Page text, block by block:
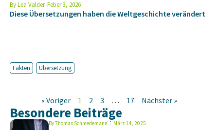
ByLea Valder Feber 3, 2026
Diese Übersetzungen haben die Weltgeschichte verändert
Fakten Übersetzung
« Voriger 1 2 3 … 17 Nächster »
Besondere Beiträge
ByThomas Schmedemann März 14, 2025